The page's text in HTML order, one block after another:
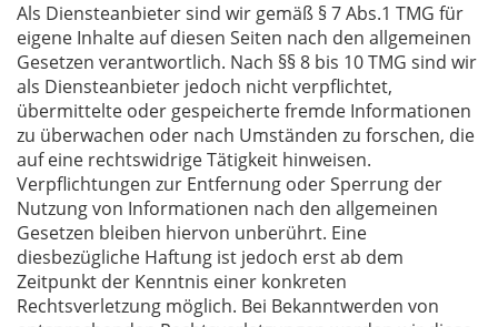
Als Diensteanbieter sind wir gemäß § 7 Abs.1 TMG für
eigene Inhalte auf diesen Seiten nach den allgemeinen
Gesetzen verantwortlich. Nach §§ 8 bis 10 TMG sind wir
als Diensteanbieter jedoch nicht verpflichtet,
übermittelte oder gespeicherte fremde Informationen
zu überwachen oder nach Umständen zu forschen, die
auf eine rechtswidrige Tätigkeit hinweisen.
Verpflichtungen zur Entfernung oder Sperrung der
Nutzung von Informationen nach den allgemeinen
Gesetzen bleiben hiervon unberührt. Eine
diesbezügliche Haftung ist jedoch erst ab dem
Zeitpunkt der Kenntnis einer konkreten
Rechtsverletzung möglich. Bei Bekanntwerden von